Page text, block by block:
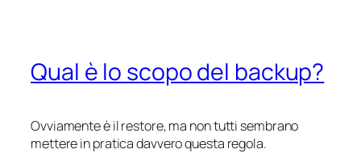
Qual è lo scopo del backup?
Ovviamente è il restore, ma non tutti sembrano
mettere in pratica davvero questa regola.